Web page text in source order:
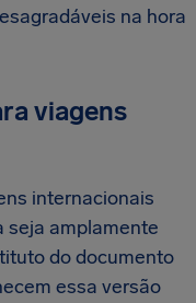
na hora
viagens
internacionais
seja amplamente
do documento
essa versão